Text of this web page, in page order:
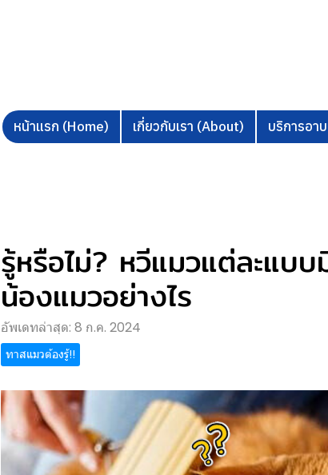
หน้าแรก (Home) เกี่ยวกับเรา (About) บริการอา
รู้หรือไม่? หวีแมวแต่ละแบ
น้องแมวอย่างไร
อัพเดทล่าสุด: 8 ก.ค. 2024
ทาสแมวต้องรู้!!